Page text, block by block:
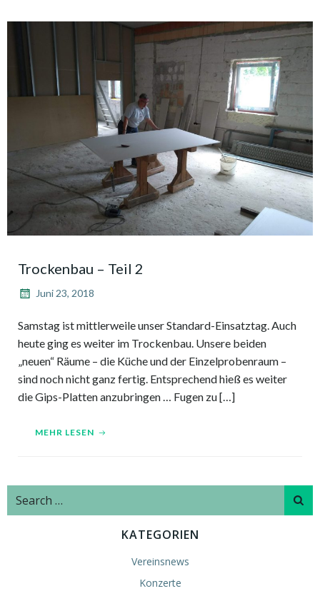
Trockenbau – Teil 2
Juni 23, 2018
Samstag ist mittlerweile unser Standard-Einsatztag. Auch
heute ging es weiter im Trockenbau. Unsere beiden
„neuen“ Räume – die Küche und der Einzelprobenraum –
sind noch nicht ganz fertig. Entsprechend hieß es weiter
die Gips-Platten anzubringen … Fugen zu […]
MEHR LESEN
Search
KATEGORIEN
Vereinsnews
Konzerte